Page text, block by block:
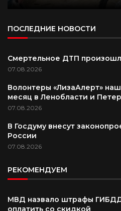
ПОСЛЕДНИЕ НОВОСТИ
Смертельное ДТП
07.08.2026
Волонтеры «ЛизаАлерт»
месяц в Ленобласти и
07.08.2026
В Госдуму внесут
России
07.08.2026
РЕКОМЕНДУЕМ
МВД назвало штрафы
оплатить со скидкой